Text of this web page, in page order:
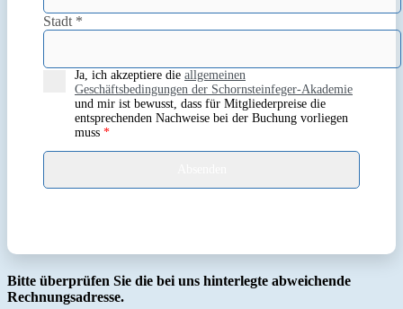
Stadt *
Ja, ich akzeptiere die allgemeinen
Geschäftsbedingungen der Schornsteinfeger-Akademie
und mir ist bewusst, dass für Mitgliederpreise die
entsprechenden Nachweise bei der Buchung vorliegen
muss *
Bitte überprüfen Sie die bei uns hinterlegte abweichende
Rechnungsadresse.